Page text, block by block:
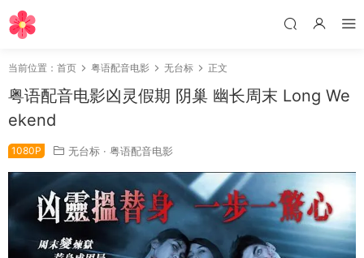
当前位置： 首页 粤语配音电影 无台标 正文
粤语配音电影凶灵假期 阴巢 幽长周末 Long We
ekend
1080P 无台标 · 粤语配音电影